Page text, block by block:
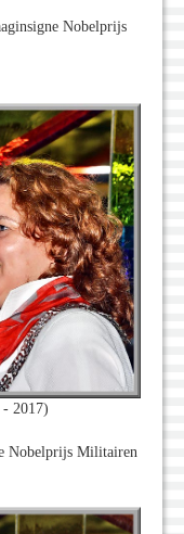
Nobelprijs
- 2017)
Nobelprijs Militairen